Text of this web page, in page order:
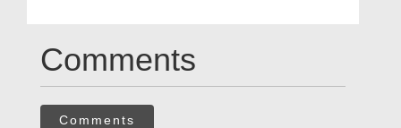
Comments
Comments